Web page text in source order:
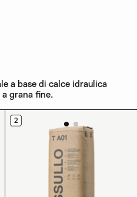
a base di calce idraulica
grana fine.
2